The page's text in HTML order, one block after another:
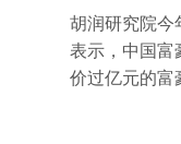
胡润研究院今
表示，中国富
价过亿元的富